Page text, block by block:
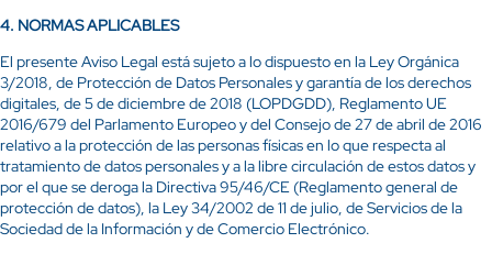
4. NORMAS APLICABLES
El presente Aviso Legal está sujeto a lo dispuesto en la Ley Orgánica
3/2018, de Protección de Datos Personales y garantía de los derechos
digitales, de 5 de diciembre de 2018 (LOPDGDD), Reglamento UE
2016/679 del Parlamento Europeo y del Consejo de 27 de abril de 2016
relativo a la protección de las personas físicas en lo que respecta al
tratamiento de datos personales y a la libre circulación de estos datos y
por el que se deroga la Directiva 95/46/CE (Reglamento general de
protección de datos), la Ley 34/2002 de 11 de julio, de Servicios de la
Sociedad de la Información y de Comercio Electrónico.